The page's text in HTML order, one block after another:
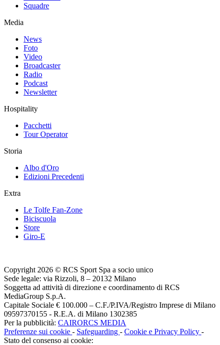
Squadre
Media
News
Foto
Video
Broadcaster
Radio
Podcast
Newsletter
Hospitality
Pacchetti
Tour Operator
Storia
Albo d'Oro
Edizioni Precedenti
Extra
Le Tolfe Fan-Zone
Biciscuola
Store
Giro-E
Copyright 2026 © RCS Sport Spa a socio unico
Sede legale: via Rizzoli, 8 – 20132 Milano
Soggetta ad attività di direzione e coordinamento di RCS
MediaGroup S.p.A.
Capitale Sociale € 100.000 – C.F./P.IVA/Registro Imprese di Milano
09597370155 - R.E.A. di Milano 1302385
Per la pubblicità: CAIRORCS MEDIA
Preferenze sui cookie - Safeguarding - Cookie e Privacy Policy -
Stato del consenso ai cookie: